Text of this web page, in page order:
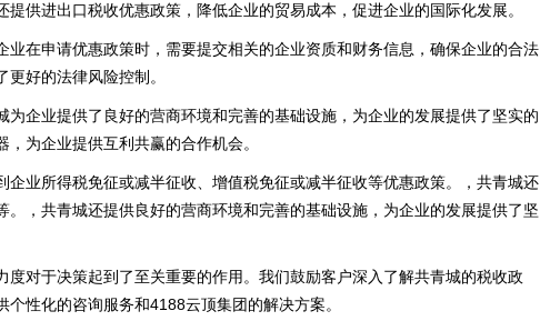
供进出口税收优惠政策，降低企业的贸易成本，促进企业的国际化发展。
在申请优惠政策时，需要提交相关的企业资质和财务信息，确保企业的合法
好的法律风险控制。
企业提供了良好的营商环境和完善的基础设施，为企业的发展提供了坚实的
为企业提供互利共赢的合作机会。
业所得税免征或减半征收、增值税免征或减半征收等优惠政策。，共青城还
，共青城还提供良好的营商环境和完善的基础设施，为企业的发展提供了坚
对于决策起到了至关重要的作用。我们鼓励客户深入了解共青城的税收政
性化的咨询服务和4188云顶集团的解决方案。